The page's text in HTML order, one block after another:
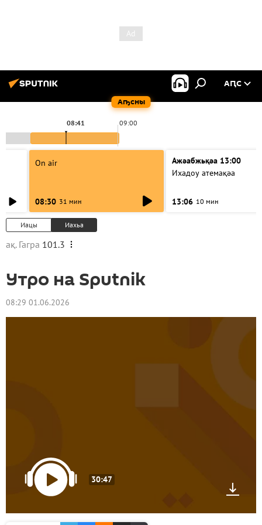
Аҧсны
АԤС
09:00
08:41
On air
08:30 31 мин
Ажәабжьқәа 13:00
Ихадоу атемақәа
13:06 10 мин
Иацы Иахьа
ақ. Гагра 101.3
Утро на Sputnik
08:29 01.06.2026
30:47